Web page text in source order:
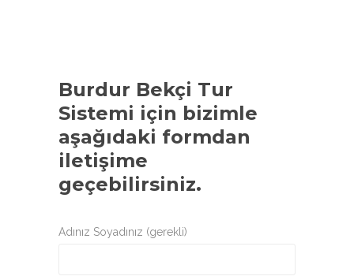
Burdur Bekçi Tur
Sistemi için bizimle
aşağıdaki formdan
iletişime
geçebilirsiniz.
Adınız Soyadınız (gerekli)